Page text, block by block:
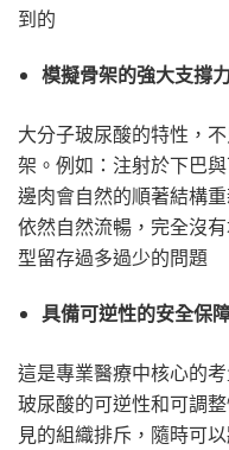
到的
模擬骨架的強大支撐
大分子玻尿酸的特性，
架。例如：注射於下巴
邊肉會自然的順著結構
依然自然流暢，完全沒
型留存過多過少的問題
具備可逆性的安全保
這是專業醫療中核心的
玻尿酸的可逆性和可調
見的組織排斥，隨時可